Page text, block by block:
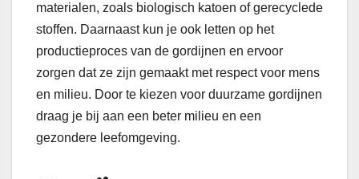
materialen, zoals biologisch katoen of gerecyclede
stoffen. Daarnaast kun je ook letten op het
productieproces van de gordijnen en ervoor
zorgen dat ze zijn gemaakt met respect voor mens
en milieu. Door te kiezen voor duurzame gordijnen
draag je bij aan een beter milieu en een
gezondere leefomgeving.